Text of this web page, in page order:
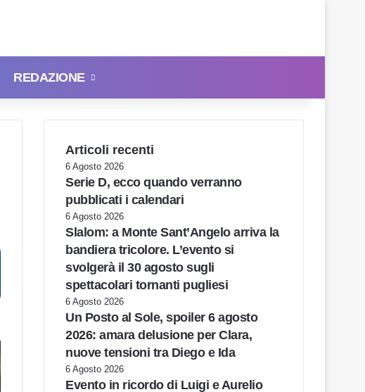
REDAZIONE
Articoli recenti
6 Agosto 2026
Serie D, ecco quando verranno
pubblicati i calendari
6 Agosto 2026
Slalom: a Monte Sant’Angelo arriva la
bandiera tricolore. L’evento si
svolgerà il 30 agosto sugli
spettacolari tornanti pugliesi
6 Agosto 2026
Un Posto al Sole, spoiler 6 agosto
2026: amara delusione per Clara,
nuove tensioni tra Diego e Ida
6 Agosto 2026
Evento in ricordo di Luigi e Aurelio